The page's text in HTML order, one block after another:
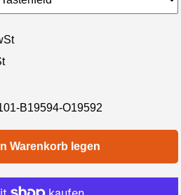
B19594-O19592
Warenkorb legen